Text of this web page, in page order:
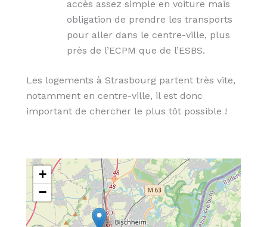
accès assez simple en voiture mais
obligation de prendre les transports
pour aller dans le centre-ville, plus
près de l’ECPM que de l’ESBS.
Les logements à Strasbourg partent très vite,
notamment en centre-ville, il est donc
important de chercher le plus tôt possible !
+
−